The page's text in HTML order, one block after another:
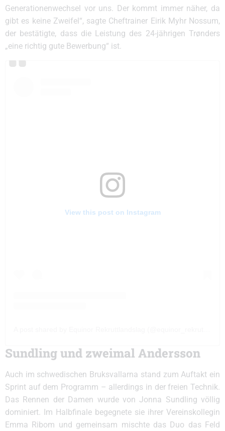
Generationenwechsel vor uns. Der kommt immer näher, da
gibt es keine Zweifel“, sagte Cheftrainer Eirik Myhr Nossum,
der bestätigte, dass die Leistung des 24-jährigen Trønders
„eine richtig gute Bewerbung“ ist.
View this post on Instagram
Sundling und zweimal Andersson
Auch im schwedischen Bruksvallarna stand zum Auftakt ein
Sprint auf dem Programm – allerdings in der freien Technik.
Das Rennen der Damen wurde von Jonna Sundling völlig
dominiert. Im Halbfinale begegnete sie ihrer Vereinskollegin
Emma Ribom und gemeinsam mischte das Duo das Feld